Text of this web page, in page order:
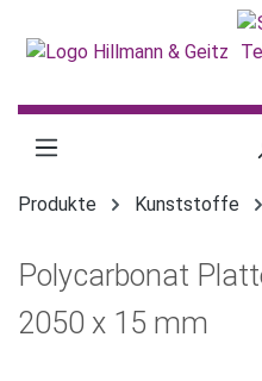
Produkte Kunststoffe
Polycarbonat
2050 x 15 mm